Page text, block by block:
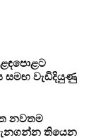
සමඟ වැඩිදියුණු
නවතම
තියෙන